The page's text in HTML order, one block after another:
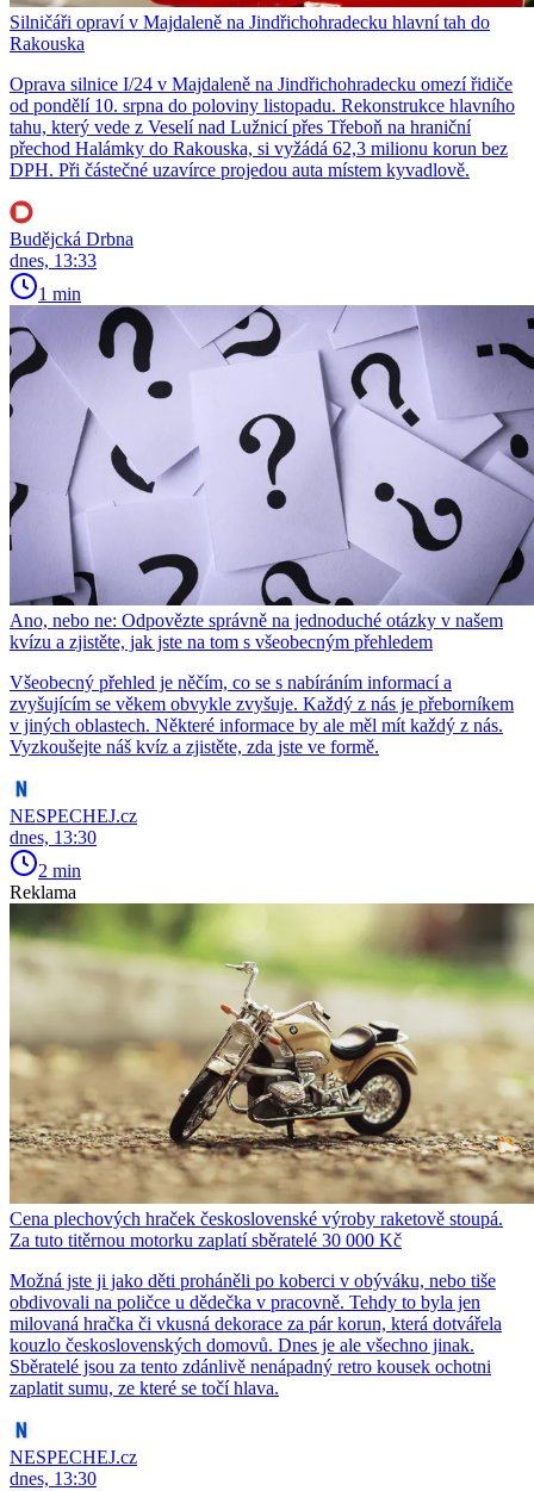
Silničáři opraví v Majdaleně na Jindřichohradecku hlavní tah do
Rakouska
Oprava silnice I/24 v Majdaleně na Jindřichohradecku omezí řidiče
od pondělí 10. srpna do poloviny listopadu. Rekonstrukce hlavního
tahu, který vede z Veselí nad Lužnicí přes Třeboň na hraniční
přechod Halámky do Rakouska, si vyžádá 62,3 milionu korun bez
DPH. Při částečné uzavírce projedou auta místem kyvadlově.
Budějcká Drbna
dnes, 13:33
1 min
Ano, nebo ne: Odpovězte správně na jednoduché otázky v našem
kvízu a zjistěte, jak jste na tom s všeobecným přehledem
Všeobecný přehled je něčím, co se s nabíráním informací a
zvyšujícím se věkem obvykle zvyšuje. Každý z nás je přeborníkem
v jiných oblastech. Některé informace by ale měl mít každý z nás.
Vyzkoušejte náš kvíz a zjistěte, zda jste ve formě.
NESPECHEJ.cz
dnes, 13:30
2 min
Reklama
Cena plechových hraček československé výroby raketově stoupá.
Za tuto titěrnou motorku zaplatí sběratelé 30 000 Kč
Možná jste ji jako děti proháněli po koberci v obýváku, nebo tiše
obdivovali na poličce u dědečka v pracovně. Tehdy to byla jen
milovaná hračka či vkusná dekorace za pár korun, která dotvářela
kouzlo československých domovů. Dnes je ale všechno jinak.
Sběratelé jsou za tento zdánlivě nenápadný retro kousek ochotni
zaplatit sumu, ze které se točí hlava.
NESPECHEJ.cz
dnes, 13:30